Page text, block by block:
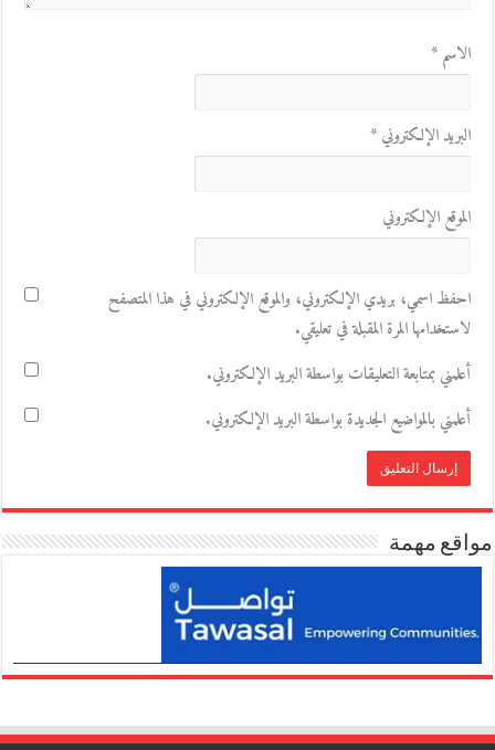
الاسم*
البريد الإلكتروني*
الموقع الإلكتروني
احفظ اسمي، بريدي الإلكتروني، والموقع الإلكتروني في هذا المتصفح
لاستخدامها المرة المقبلة في تعليقي.
أعلمني بمتابعة التعليقات بواسطة البريد الإلكتروني.
أعلمني بالمواضيع الجديدة بواسطة البريد الإلكتروني.
مواقع مهمة